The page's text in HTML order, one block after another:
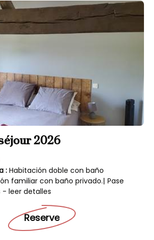
2026
: Habitación doble con baño
familiar con baño privado.| Pase
- leer detalles
Reserve